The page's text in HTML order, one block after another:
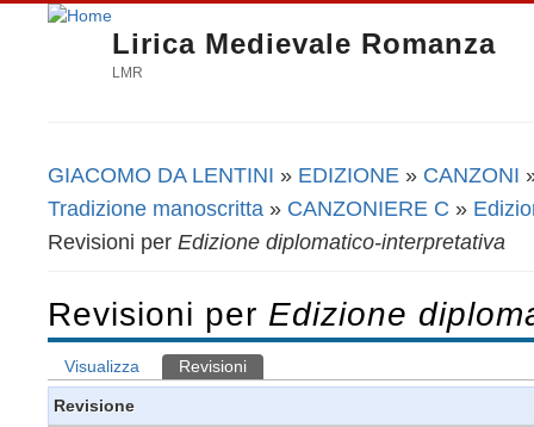
Lirica Medievale Romanza
LMR
Tu sei qui
GIACOMO DA LENTINI » EDIZIONE » CANZONI
Tradizione manoscritta » CANZONIERE C »
Revisioni per Edizione diplomatico-interpretativa
Revisioni per Edizione
Schede primarie
Visualizza Revisioni
Revisione